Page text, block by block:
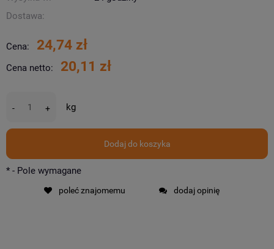
Dostawa:
Cena: 24,74 zł
Cena netto: 20,11 zł
- + kg
Dodaj do koszyka
* - Pole wymagane
poleć znajomemu dodaj opinię